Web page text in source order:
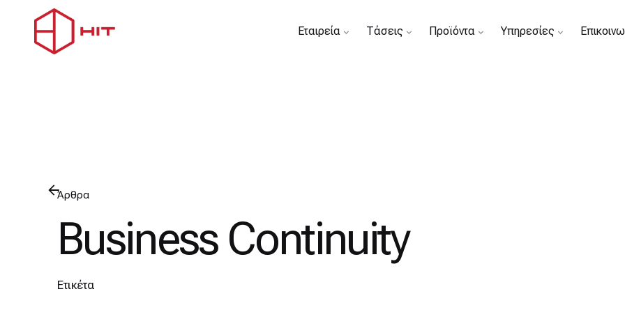
Μετάβαση
περιεχόμενο
Εταιρεία Τάσεις Προϊόντα Υπηρεσίες
Άρθρα
Business Continuity
Ετικέτα